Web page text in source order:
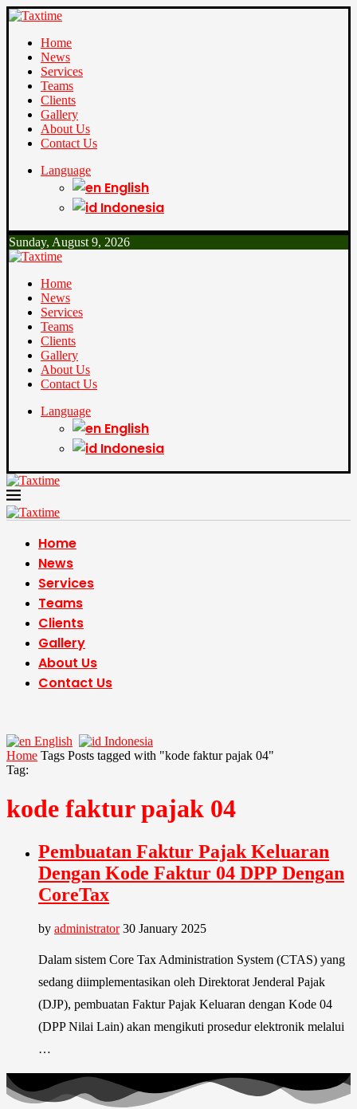
Home
News
Services
Teams
Clients
Gallery
About Us
Contact Us
Language
English
Indonesia
Sunday, August 9, 2026
Home
News
Services
Teams
Clients
Gallery
About Us
Contact Us
Language
English
Indonesia
Home
News
Services
Teams
Clients
Gallery
About Us
Contact Us
English
Indonesia
Home Tags Posts tagged with "kode faktur pajak 04"
Tag:
kode faktur pajak 04
Pembuatan Faktur Pajak Keluaran
Dengan Kode Faktur 04 DPP Dengan
CoreTax
by administrator 30 January 2025
Dalam sistem Core Tax Administration System (CTAS) yang
sedang diimplementasikan oleh Direktorat Jenderal Pajak
(DJP), pembuatan Faktur Pajak Keluaran dengan Kode 04
(DPP Nilai Lain) akan mengikuti prosedur elektronik melalui
…